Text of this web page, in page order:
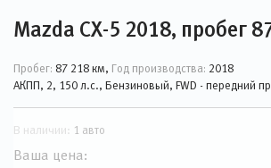
Mazda CX-5 2018, пробег
Пробег: 87 218 км, Год производства: 2018
АКПП, 2, 150 л.с., Бензиновый, FWD - передний
В наличии: 1 авто
Ваша цена: